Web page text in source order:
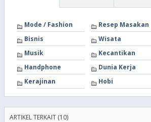
Mode / Fashion
Resep Masakan
Bisnis
Wisata
Musik
Kecantikan
Handphone
Dunia Kerja
Kerajinan
Hobi
ARTIKEL TERKAIT (10)